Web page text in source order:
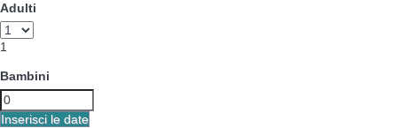
Adulti
1
Bambini
Inserisci le date